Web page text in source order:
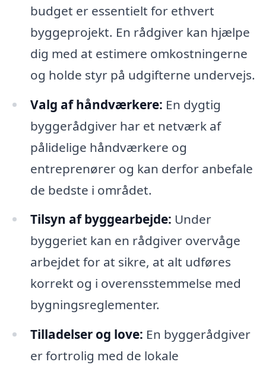
budget er essentielt for ethvert
byggeprojekt. En rådgiver kan hjælpe
dig med at estimere omkostningerne
og holde styr på udgifterne undervejs.
Valg af håndværkere: En dygtig
byggerådgiver har et netværk af
pålidelige håndværkere og
entreprenører og kan derfor anbefale
de bedste i området.
Tilsyn af byggearbejde: Under
byggeriet kan en rådgiver overvåge
arbejdet for at sikre, at alt udføres
korrekt og i overensstemmelse med
bygningsreglementer.
Tilladelser og love: En byggerådgiver
er fortrolig med de lokale